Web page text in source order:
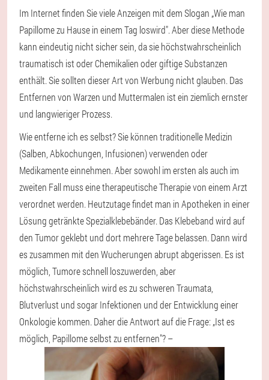
Im Internet finden Sie viele Anzeigen mit dem Slogan „Wie man
Papillome zu Hause in einem Tag loswird". Aber diese Methode
kann eindeutig nicht sicher sein, da sie höchstwahrscheinlich
traumatisch ist oder Chemikalien oder giftige Substanzen
enthält. Sie sollten dieser Art von Werbung nicht glauben. Das
Entfernen von Warzen und Muttermalen ist ein ziemlich ernster
und langwieriger Prozess.
Wie entferne ich es selbst? Sie können traditionelle Medizin
(Salben, Abkochungen, Infusionen) verwenden oder
Medikamente einnehmen. Aber sowohl im ersten als auch im
zweiten Fall muss eine therapeutische Therapie von einem Arzt
verordnet werden. Heutzutage findet man in Apotheken in einer
Lösung getränkte Spezialklebebänder. Das Klebeband wird auf
den Tumor geklebt und dort mehrere Tage belassen. Dann wird
es zusammen mit den Wucherungen abrupt abgerissen. Es ist
möglich, Tumore schnell loszuwerden, aber
höchstwahrscheinlich wird es zu schweren Traumata,
Blutverlust und sogar Infektionen und der Entwicklung einer
Onkologie kommen. Daher die Antwort auf die Frage: „Ist es
möglich, Papillome selbst zu entfernen"? –